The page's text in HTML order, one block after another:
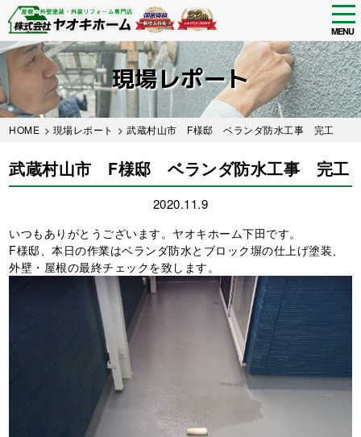
Skip
to
main
content
MENU
現場レポート
HOME > 現場レポート > 武蔵村山市 F様邸 ベランダ防水工事 完工
武蔵村山市 F様邸 ベランダ防水工事 完工
2020.11.9
いつもありがとうございます。ヤオキホーム下田です。
F様邸、本日の作業はベランダ防水とブロック塀の仕上げ塗装、
外壁・屋根の最終チェックを致します。